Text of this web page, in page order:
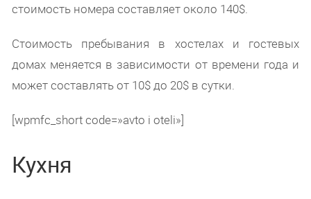
стоимость номера составляет около 140$.
Стоимость пребывания в хостелах и гостевых
домах меняется в зависимости от времени года и
может составлять от 10$ до 20$ в сутки.
[wpmfc_short code=»avto i oteli»]
Кухня